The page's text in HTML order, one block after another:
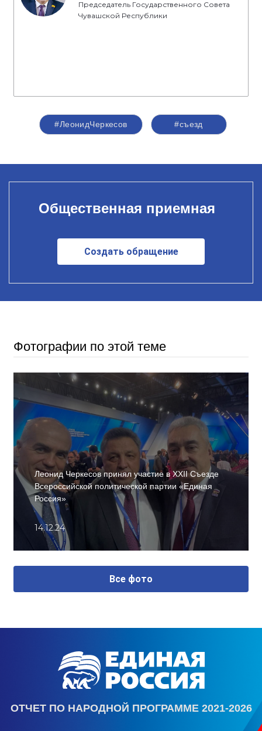
Председатель Государственного Совета
Чувашской Республики
#ЛеонидЧеркесов #съезд
Общественная приемная
Создать обращение
Фотографии по этой теме
Леонид Черкесов принял участие в XXII Съезде
Всероссийской политической партии «Единая
Россия»
14.12.24
Все фото
ОТЧЕТ ПО НАРОДНОЙ ПРОГРАММЕ 2021-2026